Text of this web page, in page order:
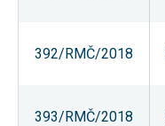
392/RMČ/2018
393/RMČ/2018